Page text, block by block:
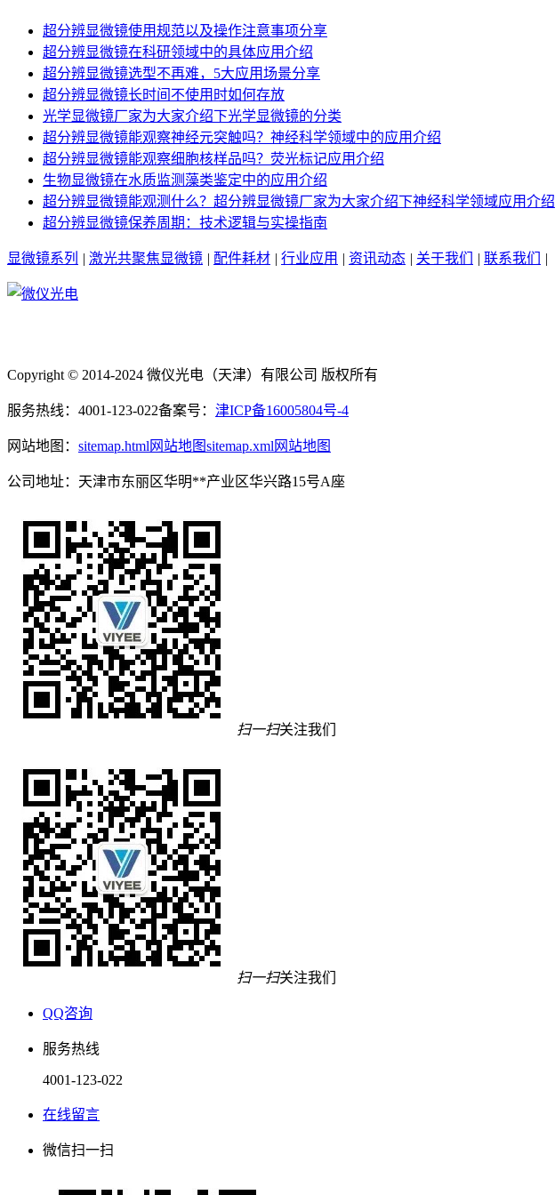
超分辨显微镜使用规范以及操作注意事项分享
超分辨显微镜在科研领域中的具体应用介绍
超分辨显微镜选型不再难，5大应用场景分享
超分辨显微镜长时间不使用时如何存放
光学显微镜厂家为大家介绍下光学显微镜的分类
超分辨显微镜能观察神经元突触吗？神经科学领域中的应用介绍
超分辨显微镜能观察细胞核样品吗？荧光标记应用介绍
生物显微镜在水质监测藻类鉴定中的应用介绍
超分辨显微镜能观测什么？超分辨显微镜厂家为大家介绍下神经科学领域应用介绍
超分辨显微镜保养周期：技术逻辑与实操指南
显微镜系列 激光共聚焦显微镜 配件耗材 行业应用 资讯动态 关于我们 联系我们
Copyright © 2014-2024 微仪光电（天津）有限公司 版权所有
服务热线：4001-123-022备案号： 津ICP备16005804号-4
网站地图： sitemap.html网站地图sitemap.xml网站地图
公司地址：天津市东丽区华明**产业区华兴路15号A座
扫一扫关注我们
扫一扫关注我们
QQ咨询
服务热线
4001-123-022
在线留言
微信扫一扫